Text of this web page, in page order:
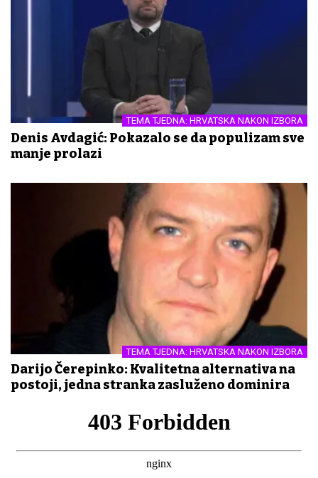
TEMA TJEDNA: HRVATSKA NAKON IZBORA
Denis Avdagić: Pokazalo se da populizam sve
manje prolazi
TEMA TJEDNA: HRVATSKA NAKON IZBORA
Darijo Čerepinko: Kvalitetna alternativa na
postoji, jedna stranka zasluženo dominira